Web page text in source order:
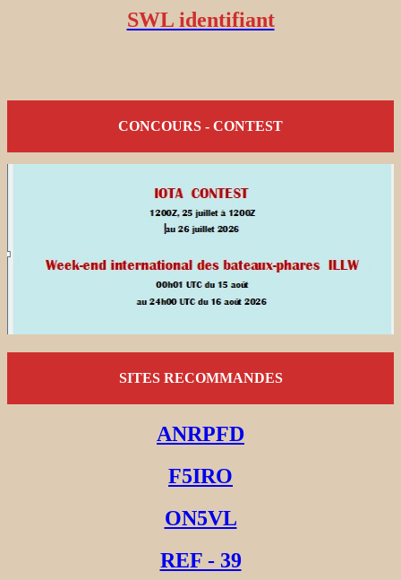
SWL identifiant
CONCOURS - CONTEST
SITES RECOMMANDES
ANRPFD
F5IRO
ON5VL
REF - 39